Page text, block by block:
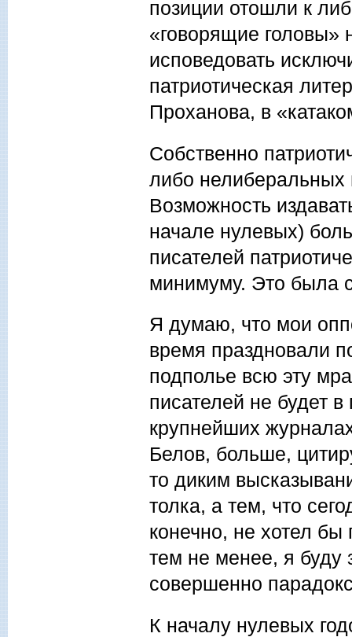
позиции отошли к
«говорящие головы»
исповедовать
патриотическая
Проханова, в
Собственно
либо нелиберальных
Возможность
начале нулевых)
писателей
минимуму. Это была
Я думаю, что мои
время праздновали
подполье всю эту
писателей не будет
крупнейших
Белов, больше,
то диким
толка, а тем, что
конечно, не хотел бы
тем не менее, я буду
совершенно
К началу нулевых